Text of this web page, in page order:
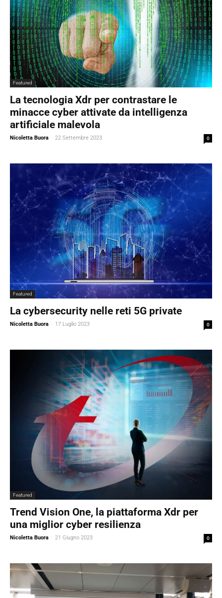
Featured
La tecnologia Xdr per contrastare le
minacce cyber attivate da intelligenza
artificiale malevola
Nicoletta Buora - 22 Settembre 2023 0
Featured
La cybersecurity nelle reti 5G private
Nicoletta Buora - 17 Luglio 2023 0
Featured
Trend Vision One, la piattaforma Xdr per
una miglior cyber resilienza
Nicoletta Buora - 21 Giugno 2023 0